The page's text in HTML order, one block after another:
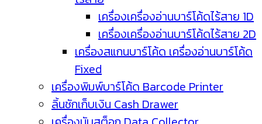
เครื่องเครื่องอ่านบาร์โค้ดไร้สาย 1D
เครื่องเครื่องอ่านบาร์โค้ดไร้สาย 2D
เครื่องสแกนบาร์โค้ด เครื่องอ่านบาร์โค้ด
Fixed
เครื่องพิมพ์บาร์โค้ด Barcode Printer
ลิ้นชักเก็บเงิน Cash Drawer